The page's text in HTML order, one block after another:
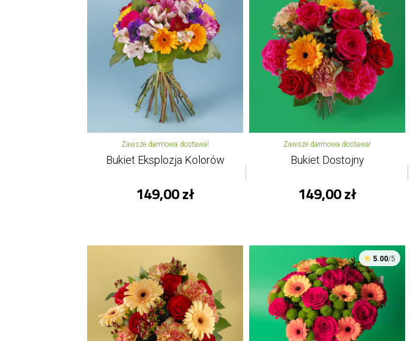
Zawsze darmowa dostawa!
Bukiet Eksplozja Kolorów
149,00 zł
Zawsze darmowa dostawa!
Bukiet Dostojny
149,00 zł
5.00/5